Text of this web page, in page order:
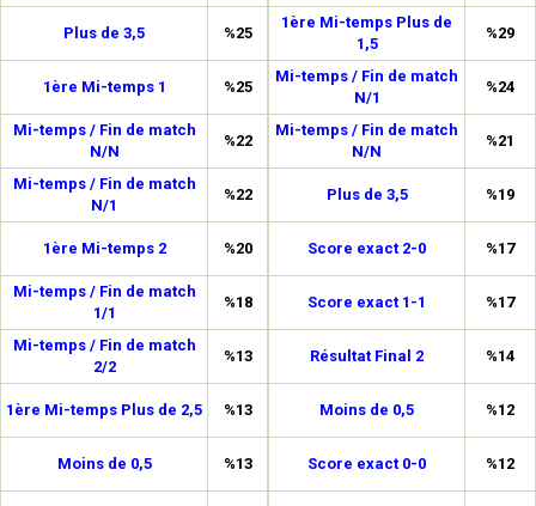
Plus de 3,5 %25
1ère Mi-temps 1 %25
Mi-temps / Fin de match
N/N
%22
Mi-temps / Fin de match
N/1
%22
1ère Mi-temps 2 %20
Mi-temps / Fin de match
1/1
%18
Mi-temps / Fin de match
2/2
%13
1ère Mi-temps Plus de 2,5 %13
Moins de 0,5 %13
1ère Mi-temps Plus de
1,5
%29
Mi-temps / Fin de match
N/1
%24
Mi-temps / Fin de match
N/N
%21
Plus de 3,5 %19
Score exact 2-0 %17
Score exact 1-1 %17
Résultat Final 2 %14
Moins de 0,5 %12
Score exact 0-0 %12